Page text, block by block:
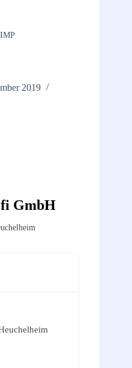
2019
GmbH